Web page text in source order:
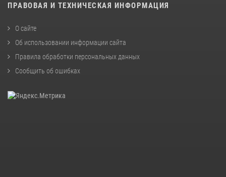
ПРАВОВАЯ И ТЕХНИЧЕСКАЯ ИНФОРМАЦИЯ
О сайте
Об использовании информации сайта
Правила обработки персональных данных
Сообщить об ошибках